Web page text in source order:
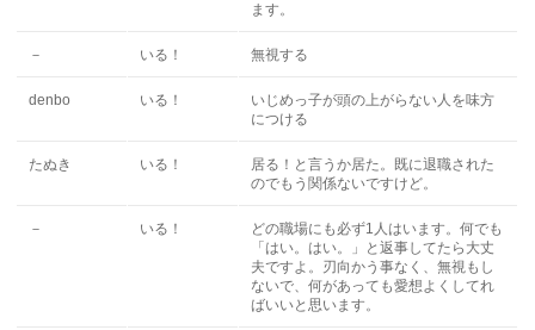
ます。
－ いる！ 無視する
denbo いる！
いじめっ子が頭の上がらない人を味方
につける
たぬき いる！
居る！と言うか居た。既に退職された
のでもう関係ないですけど。
－ いる！
どの職場にも必ず1人はいます。何でも
「はい。はい。」と返事してたら大丈
夫ですよ。刃向かう事なく、無視もし
ないで、何があっても愛想よくしてれ
ばいいと思います。